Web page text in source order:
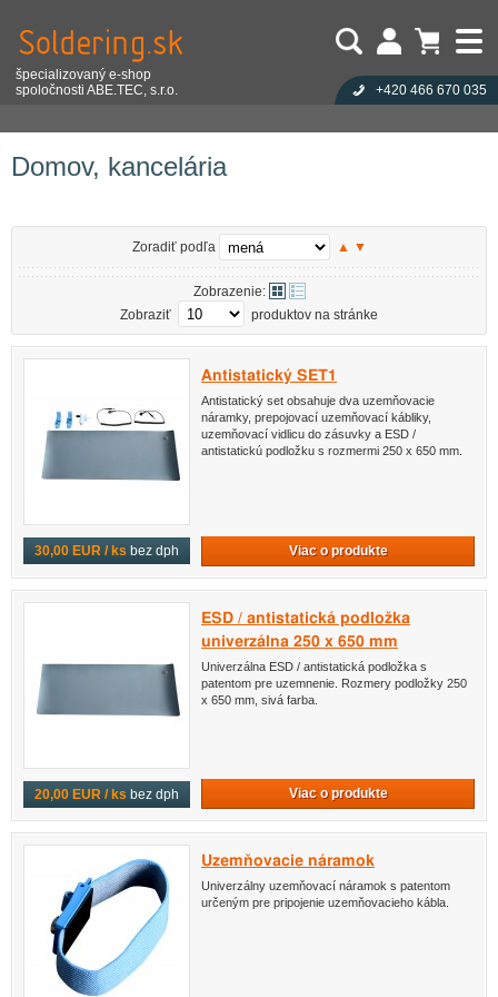
Domov, kancelária
Zoradiť podľa ▲ ▼
Zobrazenie:
Zobraziť
produktov na stránke
30,00 EUR / ks bez dph
Antistatický SET1
Antistatický set obsahuje dva uzemňovacie
náramky, prepojovací uzemňovací kábliky,
uzemňovací vidlicu do zásuvky a ESD /
antistatickú podložku s rozmermi 250 x 650 mm.
Viac o produkte
20,00 EUR / ks bez dph
ESD / antistatická podložka
univerzálna 250 x 650 mm
Univerzálna ESD / antistatická podložka s
patentom pre uzemnenie. Rozmery podložky 250
x 650 mm, sivá farba.
Viac o produkte
Uzemňovacie náramok
Univerzálny uzemňovací náramok s patentom
určeným pre pripojenie uzemňovacieho kábla.
špecializovaný e-shop
spoločnosti ABE.TEC, s.r.o.
+420 466 670 035
Počet produktov:0
Cena celkom:
Heslo:
Zabudli ste heslo?
Nová registrace